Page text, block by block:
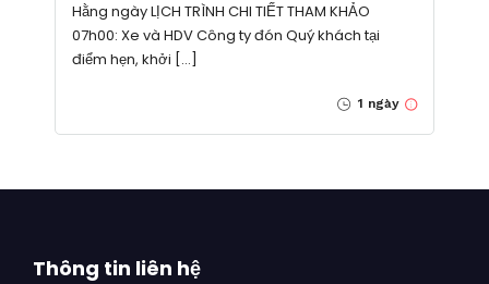
Hằng ngày LỊCH TRÌNH CHI TIẾT THAM KHẢO
07h00: Xe và HDV Công ty đón Quý khách tại
điểm hẹn, khởi […]
1 ngày
Thông tin liên hệ